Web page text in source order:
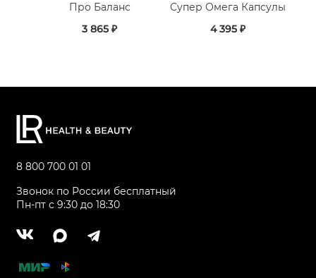
Про Баланс
3 865 ₽
Супер Омега Капсулы
4 395 ₽
8 800 700 01 01
Звонок по России бесплатный
Пн-пт с 9:30 до 18:30